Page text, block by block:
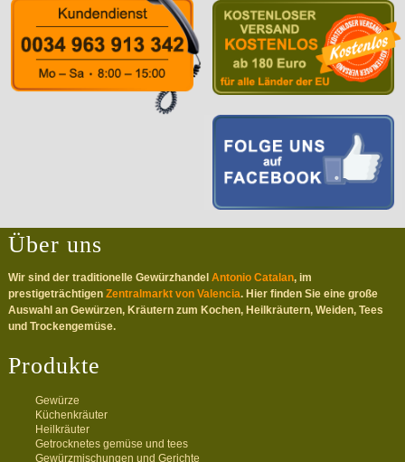
Über uns
Wir sind der traditionelle Gewürzhandel Antonio Catalan, im
prestigeträchtigen Zentralmarkt von Valencia. Hier finden Sie eine große
Auswahl an Gewürzen, Kräutern zum Kochen, Heilkräutern, Weiden, Tees
und Trockengemüse.
Produkte
Gewürze
Küchenkräuter
Heilkräuter
Getrocknetes gemüse und tees
Gewürzmischungen und Gerichte